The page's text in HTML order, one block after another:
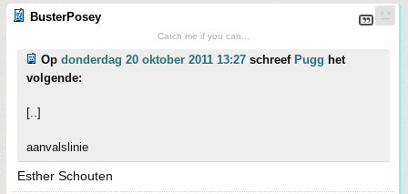
BusterPosey
Catch me if you can...
Op donderdag 20 oktober 2011 13:27 schreef Pugg het
volgende:
[..]
aanvalslinie
Esther Schouten